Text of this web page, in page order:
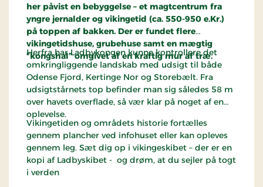
her påvist en bebyggelse – et magtcentrum fra
yngre jernalder og vikingetid (ca. 550-950 e.Kr.)
på toppen af bakken. Der er fundet flere
vikingetidshuse, grubehuse samt en mægtig
”kongshal” omgivet af en kraftig mur af træ.
Herfra har Ladbykongen kunne kontrollere det
omkringliggende landskab med udsigt til både
Odense Fjord, Kertinge Nor og Storebælt. Fra
udsigtstårnets top befinder man sig således 58 m
over havets overflade, så vær klar på noget af en
oplevelse.
Vikingetiden og områdets historie fortælles
gennem plancher ved infohuset eller kan opleves
gennem leg. Sæt dig op i vikingeskibet – der er en
kopi af Ladbyskibet - og drøm, at du sejler på togt
i verden